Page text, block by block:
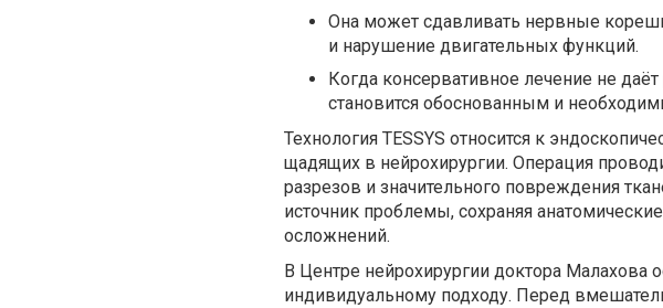
Она может сдавливать нервные
и нарушение двигательных функций.
Когда консервативное лечение не
становится обоснованным и
Технология TESSYS относится к
щадящих в нейрохирургии. Операция
разрезов и значительного повреждения
источник проблемы, сохраняя
осложнений.
В Центре нейрохирургии доктора Малахова
индивидуальному подходу. Перед